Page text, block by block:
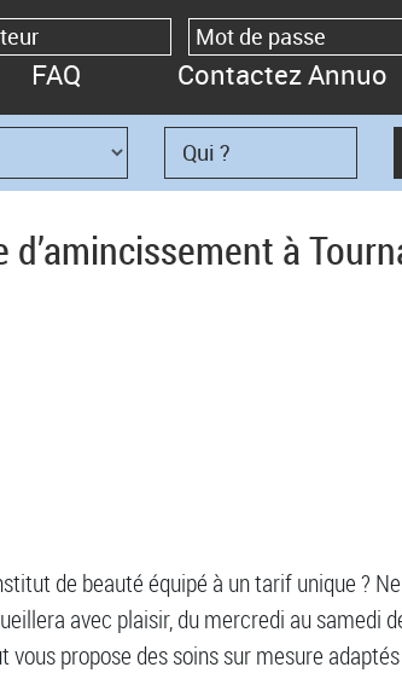
FAQ Contactez Annuo
à
de beauté équipé à un tarif unique ? Ne
avec plaisir, du mercredi au samedi
vous propose des soins sur mesure